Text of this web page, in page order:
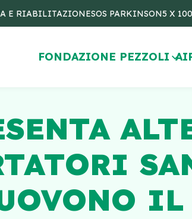
E RIABILITAZIONESOS PARKINSON5 X
FONDAZIONE PEZZOLI
IL